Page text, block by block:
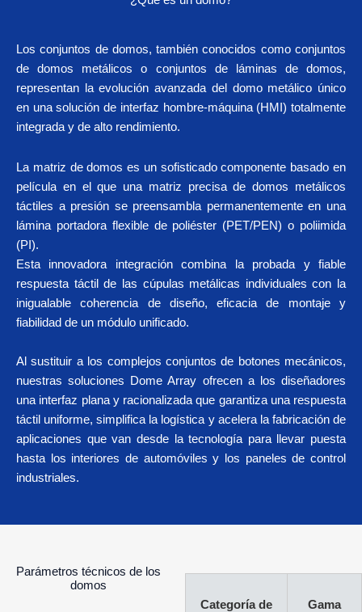
Los conjuntos de domos, también conocidos como conjuntos
de domos metálicos o conjuntos de láminas de domos,
representan la evolución avanzada del domo metálico único
en una solución de interfaz hombre-máquina (HMI) totalmente
integrada y de alto rendimiento.
La matriz de domos es un sofisticado componente basado en
película en el que una matriz precisa de domos metálicos
táctiles a presión se preensambla permanentemente en una
lámina portadora flexible de poliéster (PET/PEN) o poliimida
(PI).
Esta innovadora integración combina la probada y fiable
respuesta táctil de las cúpulas metálicas individuales con la
inigualable coherencia de diseño, eficacia de montaje y
fiabilidad de un módulo unificado.
Al sustituir a los complejos conjuntos de botones mecánicos,
nuestras soluciones Dome Array ofrecen a los diseñadores
una interfaz plana y racionalizada que garantiza una respuesta
táctil uniforme, simplifica la logística y acelera la fabricación de
aplicaciones que van desde la tecnología para llevar puesta
hasta los interiores de automóviles y los paneles de control
industriales.
Parámetros técnicos de los
domos
Categoría de
Gama